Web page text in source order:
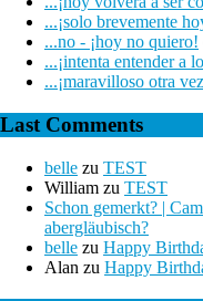
...¡solo brevemente
...no - ¡hoy no quiero!
...¡intenta entender a
...¡maravilloso otra
Last Comments
belle zu TEST
William zu TEST
Schon gemerkt? |
abergläubisch?
belle zu Happy
Alan zu Happy